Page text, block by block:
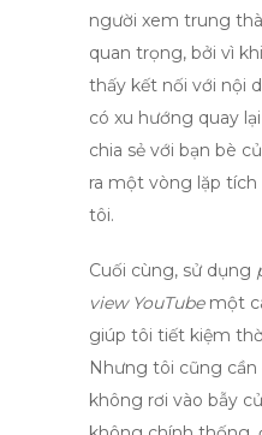
người xem trung
quan trọng, bởi vì
thấy kết nối với nội
có xu hướng quay
chia sẻ với bạn bè
ra một vòng lặp
tôi.
Cuối cùng, sử dụng
view YouTubemột
giúp tôi tiết kiệm
Nhưng tôi cũng cần
không rơi vào bẫy